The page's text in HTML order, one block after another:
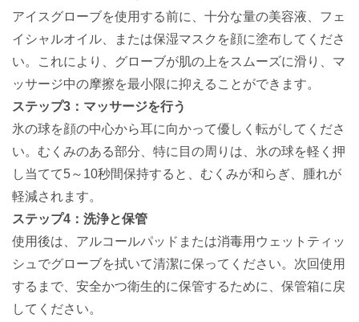
アイスグローブを使用する前に、十分な量の美容液、フェ
イシャルオイル、または保湿マスクを顔に塗布してくださ
い。これにより、グローブが肌の上をスムーズに滑り、マ
ッサージ中の摩擦を最小限に抑えることができます。
ステップ3：マッサージを行う
氷の球を顔の中心から耳に向かって優しく転がしてくださ
い。むくみのある部分、特に目の周りは、氷の球を軽く押
し当てて5～10秒間保持すると、むくみが和らぎ、腫れが
軽減されます。
ステップ4：洗浄と保管
使用後は、アルコールパッドまたは消毒用ウェットティッ
シュでグローブを拭いて清潔に保ってください。次回使用
するまで、安全かつ衛生的に保管するために、保管箱に戻
してください。